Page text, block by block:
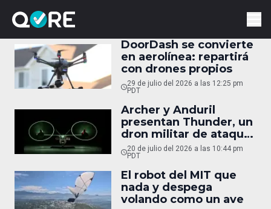
DoorDash se convierte
en aerolínea: repartirá
con drones propios
29 de julio del 2026 a las 12:25 pm
PDT
Archer y Anduril
presentan Thunder, un
dron militar de ataque
autónomo
20 de julio del 2026 a las 10:44 pm
PDT
El robot del MIT que
nada y despega
volando como un ave